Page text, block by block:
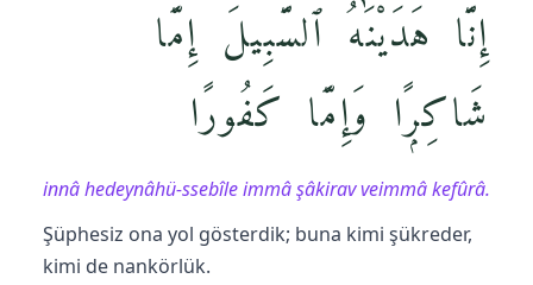
إِنَّا هَدَيْنَٰهُ ٱلسَّبِيلَ إِمَّا
شَاكِرًۭا وَإِمَّا كَفُورًا
innâ hedeynâhü-ssebîle immâ şâkirav veimmâ kefûrâ.
Şüphesiz ona yol gösterdik; buna kimi şükreder,
kimi de nankörlük.